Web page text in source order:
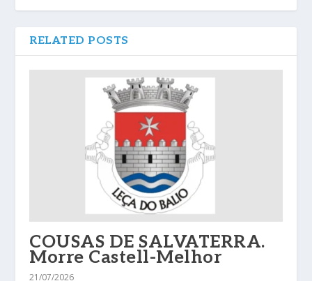
RELATED POSTS
COUSAS DE SALVATERRA.
Morre Castell-Melhor
21/07/2026